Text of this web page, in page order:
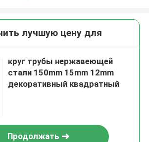
лучшую цену для
круг трубы нержавеющей
стали 150mm 15mm 12mm
декоративный квадратный
Продолжать